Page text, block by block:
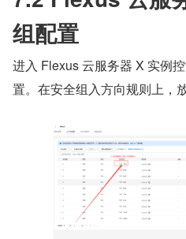
组配置
进入 Flexus 云服务器 X 实例
置。在安全组入方向规则上，